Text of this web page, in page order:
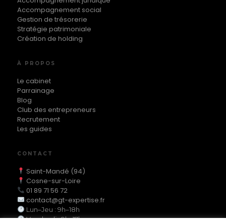
Accompagnement social
Gestion de trésorerie
Stratégie patrimoniale
Création de holding
À PROPOS
Le cabinet
Parrainage
Blog
Club des entrepreneurs
Recrutement
Les guides
CONTACT
Saint-Mandé (94)
Cosne-sur-Loire
01 89 71 56 72
contact@gt-expertise.fr
Lun–Jeu : 9h–18h
Vendredi : 9h–17h